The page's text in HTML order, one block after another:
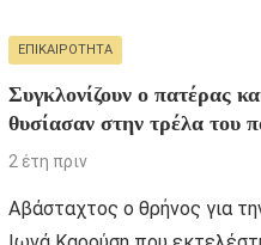
ΕΠΙΚΑΙΡΌΤΗΤΑ
Συγκλονίζουν ο πατέρας
θυσίασαν στην τρέλα του
2 έτη πριν
Αβάσταχτος ο θρήνος για